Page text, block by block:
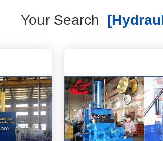
Your Search